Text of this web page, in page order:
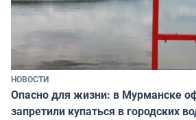
НОВОСТИ
Опасно для жизни: в Мурманске
запретили купаться в городских